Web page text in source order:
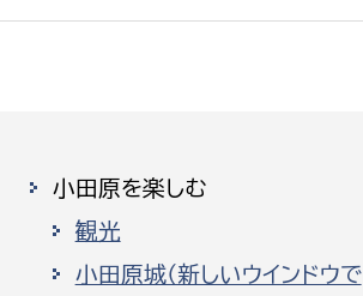
小田原を楽しむ
観光
小田原城（新しいウインドウで